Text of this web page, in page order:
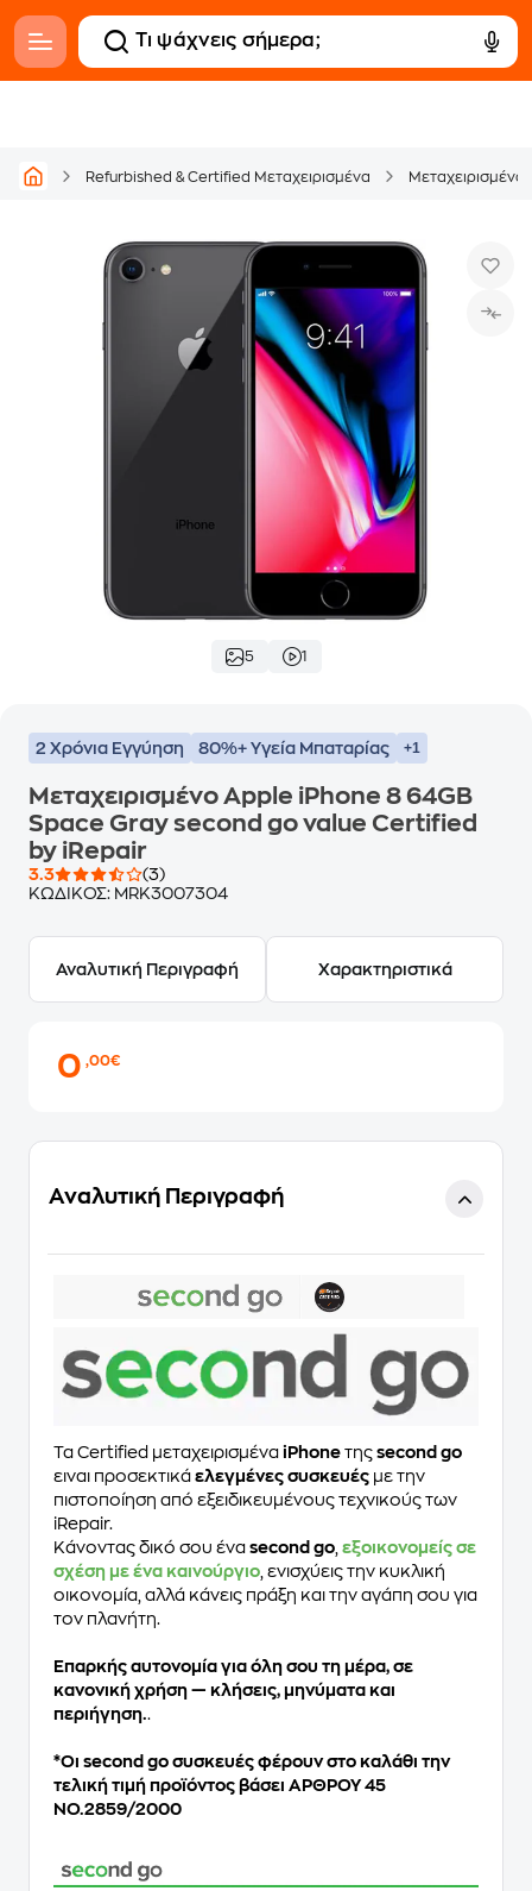
Refurbished & Certified Μεταχειρισμένα
5 1
2 Χρόνια Εγγύηση 80%+ Υγεία Μπαταρίας +1
Μεταχειρισμένο Apple iPhone 8 64GB
Space Gray second go value Certified
by iRepair
3.3
(3)
ΚΩΔΙΚΟΣ: MRK3007304
Αναλυτική Περιγραφή Χαρακτηριστικά
0,00€
Αναλυτική Περιγραφή
Τα Certified μεταχειρισμένα iPhone της second go
ειναι προσεκτικά ελεγμένες συσκευές με την
πιστοποίηση από εξειδικευμένους τεχνικούς των
iRepair.
Κάνοντας δικό σου ένα second go εξοικονομείς σε
σχέση με ένα καινούργιο , ενισχύεις την κυκλική
οικονομία, αλλά κάνεις πράξη και την αγάπη σου για
τον πλανήτη.
Επαρκής αυτονομία για όλη σου τη μέρα, σε
κανονική χρήση — κλήσεις, μηνύματα και
περιήγηση.
*Oι second go συσκευές φέρουν στο καλάθι την
τελική τιμή προϊόντος βάσει ΑΡΘΡΟΥ 45
ΝΟ.2859/2000